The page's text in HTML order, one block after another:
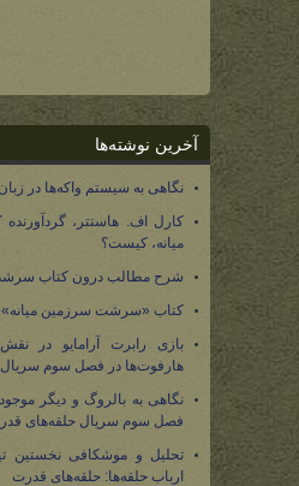
آخرین نوشته‌ها
نگاهی به سیستم واکه‌ها در زبان
کارل اف. هاستتر،
میانه، کیست؟
شرح مطالب درون کتاب
کتاب «سرشت سرزمین
بازی رابرت آرامایو در
هارفوت‌ها در فصل سوم سریال و
نگاهی به بالروگ و دیگر
فصل سوم سریال حلقه‌های
تحلیل و موشکافی نخستین
ارباب حلقه‌ها: حلقه‌های قدرت